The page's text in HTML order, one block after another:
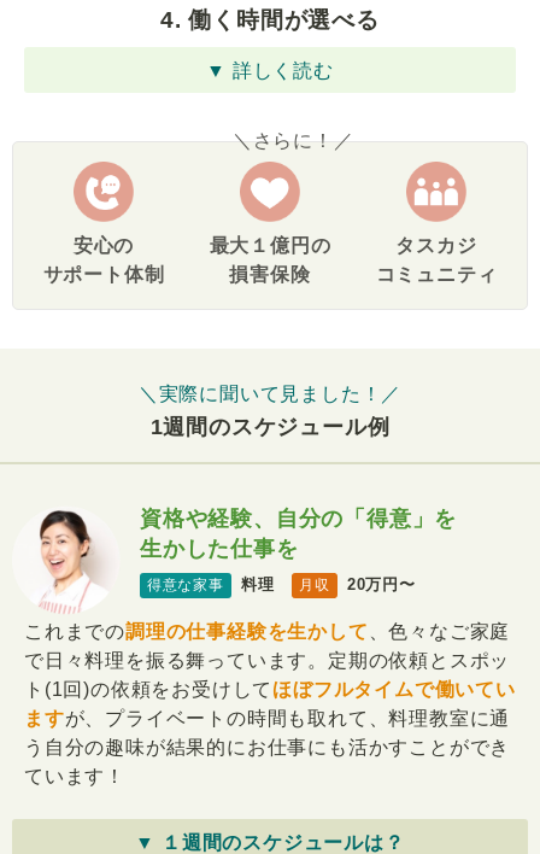
4. 働く時間が選べる
▼ 詳しく読む
＼さらに！／
安心の
サポート体制
最大１億円の
損害保険
タスカジ
コミュニティ
＼実際に聞いて見ました！／
1週間のスケジュール例
資格や経験、自分の「得意」を
生かした仕事を
得意な家事 料理 月収 20万円〜
これまでの調理の仕事経験を生かして 、色々なご家庭
で日々料理を振る舞っています。定期の依頼とスポッ
ト(1回)の依頼をお受けして ほぼフルタイムで働いてい
ますが、プライベートの時間も取れて、料理教室に通
う自分の趣味が結果的にお仕事にも活かすことができ
ています！
▼ １週間のスケジュールは？